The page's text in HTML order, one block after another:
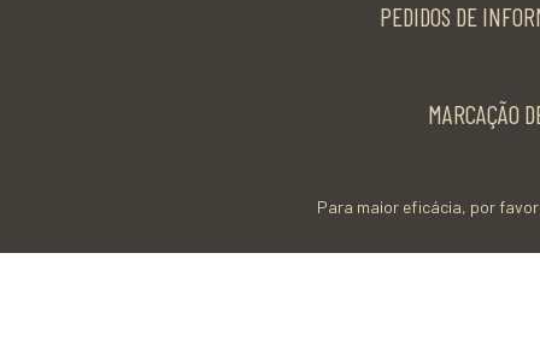
PEDIDOS DE
MARCAÇÃO
Para maior eficácia, por